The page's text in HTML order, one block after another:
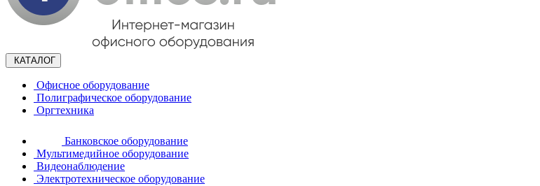
КАТАЛОГ
Офисное оборудование
Полиграфическое оборудование
Оргтехника
Банковское оборудование
Мультимедийное оборудование
Видеонаблюдение
Электротехническое оборудование